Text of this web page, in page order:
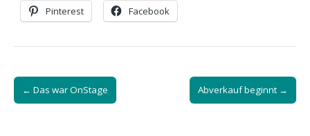
Pinterest Facebook
Post
navigation
← Das war OnStage Abverkauf beginnt →